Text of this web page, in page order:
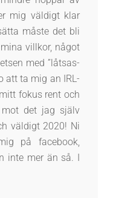
mig väldigt klar
måste det bli
villkor, något
med ”låtsas-
att ta mig an IRL-
fokus rent och
det jag själv
väldigt 2020! Ni
på facebook,
inte mer än så. I